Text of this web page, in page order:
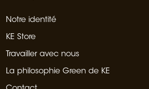
Notre identité
KE Store
Travailler avec nous
La philosophie Green de KE